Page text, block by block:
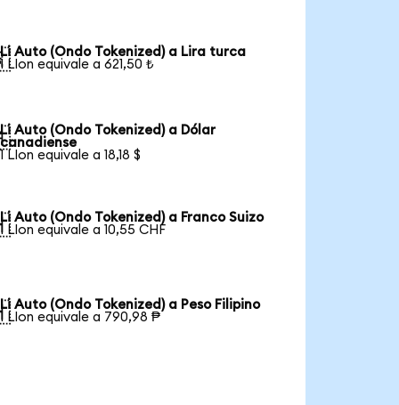
Li Auto (Ondo Tokenized) a Lira turca
1 LIon equivale a 621,50 ₺
Li Auto (Ondo Tokenized) a Dólar
canadiense
1 LIon equivale a 18,18 $
Li Auto (Ondo Tokenized) a Franco Suizo
1 LIon equivale a 10,55 CHF
Li Auto (Ondo Tokenized) a Peso Filipino
1 LIon equivale a 790,98 ₱